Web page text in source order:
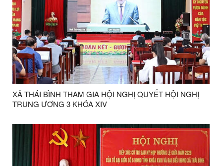
XÃ THÁI BÌNH THAM GIA HỘI NGHỊ QUYẾT HỘI NGHỊ
TRUNG ƯƠNG 3 KHÓA XIV